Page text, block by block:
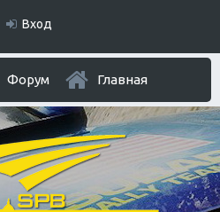
Вход
Форум Главная